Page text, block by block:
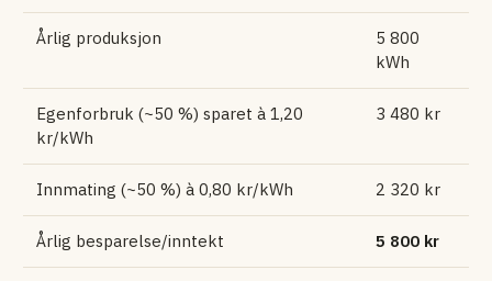
Årlig produksjon
5 800
kWh
Egenforbruk (~50 %) sparet à 1,20
kr/kWh
3 480 kr
Innmating (~50 %) à 0,80 kr/kWh 2 320 kr
Årlig besparelse/inntekt 5 800 kr